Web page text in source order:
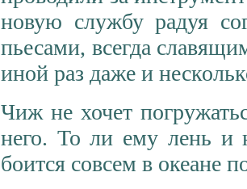
новую службу радуя
пьесами, всегда
иной раз даже и
Чиж не хочет
него. То ли ему лень и
боится совсем в океане